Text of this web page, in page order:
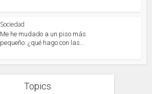
Sociedad
Me he mudado a un piso más
pequeño: ¿qué hago con las...
Topics